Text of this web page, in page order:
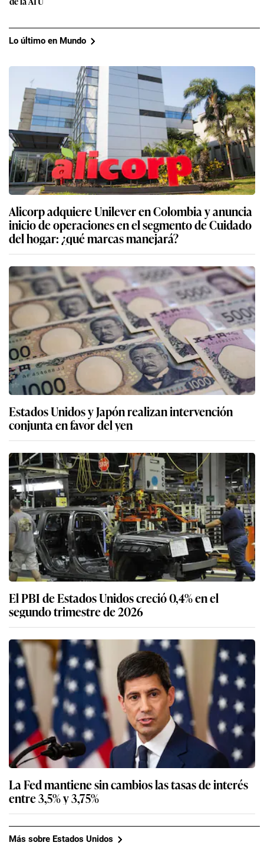
Lo último en Mundo
Alicorp adquiere Unilever en Colombia y anuncia
inicio de operaciones en el segmento de Cuidado
del hogar: ¿qué marcas manejará?
Estados Unidos y Japón realizan intervención
conjunta en favor del yen
El PBI de Estados Unidos creció 0,4% en el
segundo trimestre de 2026
La Fed mantiene sin cambios las tasas de interés
entre 3,5% y 3,75%
Más sobre Estados Unidos